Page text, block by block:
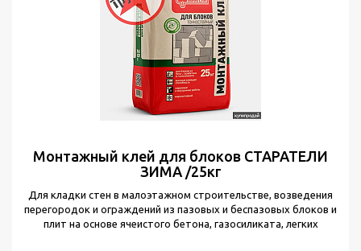
Монтажный клей для блоков СТАРАТЕЛИ
ЗИМА /25кг
Для кладки стен в малоэтажном строительстве, возведения
перегородок и ограждений из пазовых и беспазовых блоков и
плит на основе ячеистого бетона, газосиликата, легких